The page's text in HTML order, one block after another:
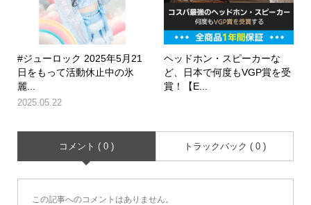
#ジューロック 2025年5月21
日をもって活動休止中の氷
麗...
2025.05.22
ヘッドホン・スピーカーな
ど、日本で何度もVGP賞を受
賞！【E...
コメント ( 0 ) トラックバック ( 0 )
この記事へのコメントはありません。